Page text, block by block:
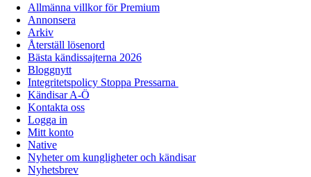
Allmänna villkor för Premium
Annonsera
Arkiv
Återställ lösenord
Bästa kändissajterna 2026
Bloggnytt
Integritetspolicy Stoppa Pressarna
Kändisar A-Ö
Kontakta oss
Logga in
Mitt konto
Native
Nyheter om kungligheter och kändisar
Nyhetsbrev